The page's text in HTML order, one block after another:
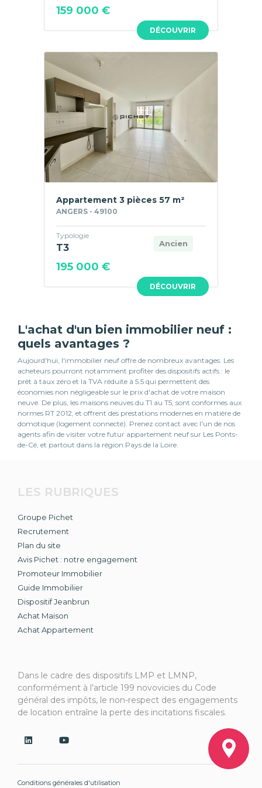
DÉCOUVRIR
159 000 €
DÉCOUVRIR
Appartement 3 pièces 57 m²
ANGERS - 49100
Ancien
Typologie
T3
195 000 €
L'achat d'un bien immobilier neuf :
quels avantages ?
Aujourd'hui, l'immobilier neuf offre de nombreux avantages. Les
acheteurs pourront notamment profiter des dispositifs actifs : le
prêt à taux zéro et la TVA réduite à 5.5 qui permettent des
économies non négligeable sur le prix d'achat de votre maison
neuve. De plus, les maisons neuves du T1 au T5, sont conformes aux
normes RT 2012, et offrent des prestations modernes en matière de
domotique (logement connecté). Prenez contact avec l'un de nos
agents afin de visiter votre futur appartement neuf sur Les Ponts-
de-Cé, et partout dans la région Pays de la Loire.
LES RUBRIQUES
Groupe Pichet
Recrutement
Plan du site
Avis Pichet : notre engagement
Promoteur Immobilier
Guide Immobilier
Dispositif Jeanbrun
Achat Maison
Achat Appartement
Dans le cadre des dispositifs LMP et LMNP,
conformément à l’article 199 novovicies du Code
général des impôts, le non-respect des engagements
de location entraîne la perte des incitations fiscales.
Conditions générales d'utilisation